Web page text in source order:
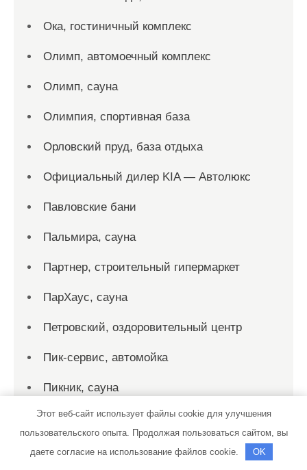
Ока, гостиничный комплекс
Олимп, автомоечный комплекс
Олимп, сауна
Олимпия, спортивная база
Орловский пруд, база отдыха
Официальный дилер KIA — Автолюкс
Павловские бани
Пальмира, сауна
Партнер, строительный гипермаркет
ПарХаус, сауна
Петровский, оздоровительный центр
Пик-сервис, автомойка
Пикник, сауна
Пикник, сауна
Пилон, магазин отделочных материалов
Этот веб-сайт использует файлы cookie для улучшения
пользовательского опыта. Продолжая пользоваться сайтом, вы
даете согласие на использование файлов cookie.
OK